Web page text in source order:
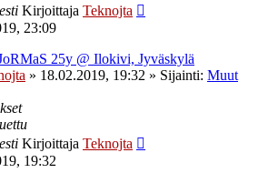
Kirjoittaja Teknojta
23:09
25y @ Ilokivi, Jyväskylä
» 18.02.2019, 19:32 » Sijainti: Muut
Kirjoittaja Teknojta
19:32